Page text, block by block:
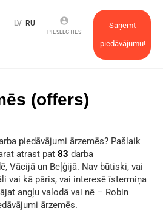
Saņemt
piedāvājumu!
account_circle
PIESLĒGTIES
LV RU
(offers)
piedāvājumi ārzemēs? Pašlaik
atrast pat 83 darba
Vācijā un Beļģijā. Nav būtiski, vai
vai kā pāris, vai interesē īstermiņa
angļu valodā vai nē – Robin
ārzemēs.